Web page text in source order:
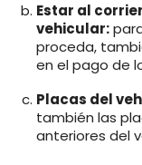
Estar al
vehicular:
proceda,
en el pago de
Placas del
también las
anteriores del